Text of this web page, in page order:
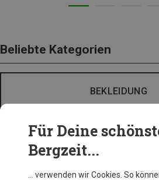
Beliebte Kategorien
BEKLEIDUNG
Für Deine
Bergzeit...
… verwenden wir Cookies. So